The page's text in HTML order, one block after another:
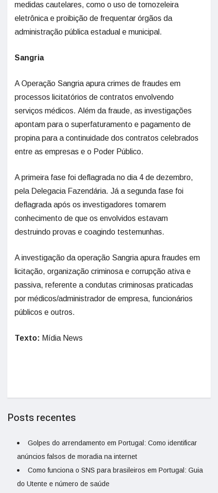
medidas cautelares, como o uso de tornozeleira
eletrônica e proibição de frequentar órgãos da
administração pública estadual e municipal.
Sangria
A Operação Sangria apura crimes de fraudes em
processos licitatórios de contratos envolvendo
serviços médicos. Além da fraude, as investigações
apontam para o superfaturamento e pagamento de
propina para a continuidade dos contratos celebrados
entre as empresas e o Poder Público.
A primeira fase foi deflagrada no dia 4 de dezembro,
pela Delegacia Fazendária. Já a segunda fase foi
deflagrada após os investigadores tomarem
conhecimento de que os envolvidos estavam
destruindo provas e coagindo testemunhas.
A investigação da operação Sangria apura fraudes em
licitação, organização criminosa e corrupção ativa e
passiva, referente a condutas criminosas praticadas
por médicos/administrador de empresa, funcionários
públicos e outros.
Texto: Mídia News
Posts recentes
Golpes do arrendamento em Portugal: Como identificar
anúncios falsos de moradia na internet
Como funciona o SNS para brasileiros em Portugal: Guia
do Utente e número de saúde